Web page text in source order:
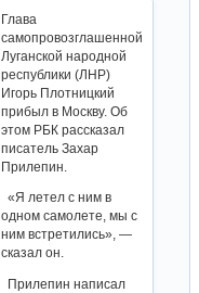
Глава
самопровозглашенной
Луганской народной
республики (ЛНР)
Игорь Плотницкий
прибыл в Москву. Об
этом РБК рассказал
писатель Захар
Прилепин.
«Я летел с ним в
одном самолете, мы с
ним встретились», —
сказал он.
Прилепин написал